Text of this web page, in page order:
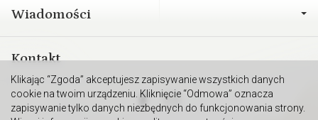
Wiadomości
Kontakt
Klikając “Zgoda” akceptujesz zapisywanie wszystkich danych
cookie na twoim urządzeniu. Kliknięcie “Odmowa” oznacza
zapisywanie tylko danych niezbędnych do funkcjonowania strony.